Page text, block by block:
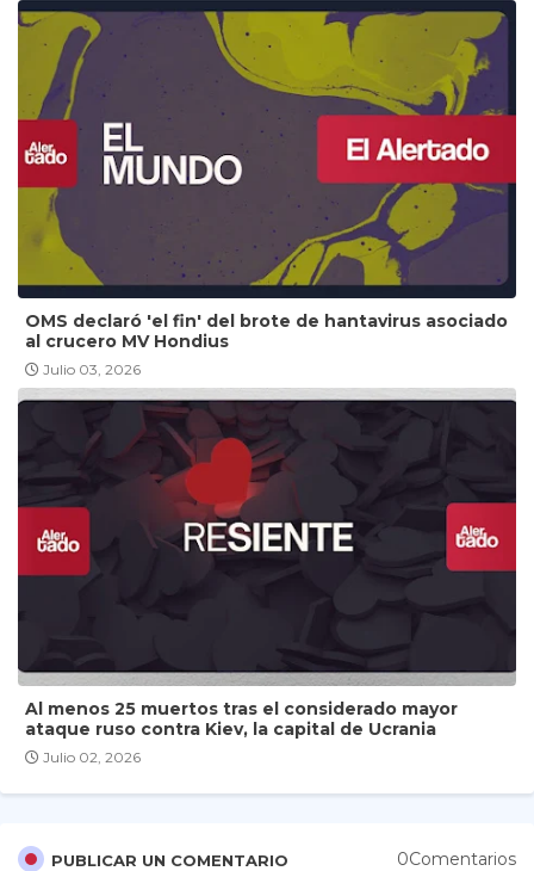
OMS declaró 'el fin' del brote de hantavirus asociado
al crucero MV Hondius
Julio 03, 2026
Al menos 25 muertos tras el considerado mayor
ataque ruso contra Kiev, la capital de Ucrania
Julio 02, 2026
PUBLICAR UN COMENTARIO 0Comentarios